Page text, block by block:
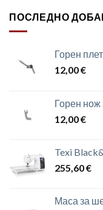
ПОСЛЕДНО
Горен
12,00€
Горен
12,00€
Texi
255,60€
Маса за